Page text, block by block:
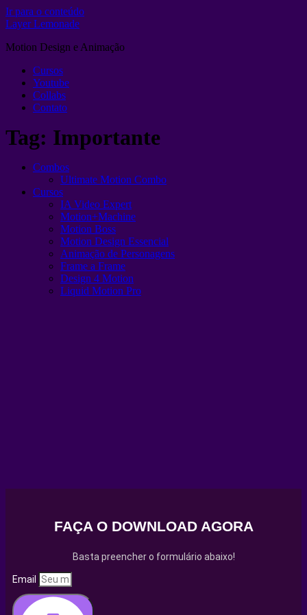
Ir para o conteúdo
Layer Lemonade
Motion Design e Animação
Cursos
Youtube
Collabs
Contato
Tag: Importante
Combos
Ultimate Motion Combo
Cursos
IA Video Expert
Motion+Machine
Motion Boss
Motion Design Essencial
Animação de Personagens
Frame a Frame
Design 4 Motion
Liquid Motion Pro
FAÇA O DOWNLOAD AGORA
Basta preencher o formulário abaixo!
Email